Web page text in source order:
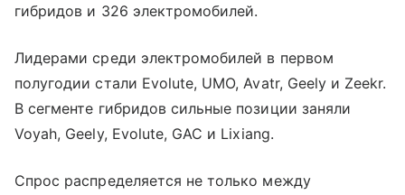
гибридов и 326 электромобилей.
Лидерами среди электромобилей в первом
полугодии стали Evolute, UMO, Avatr, Geely и Zeekr.
В сегменте гибридов сильные позиции заняли
Voyah, Geely, Evolute, GAC и Lixiang.
Спрос распределяется не только между